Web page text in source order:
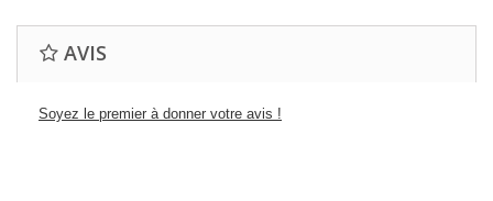
AVIS
Soyez le premier à donner votre avis !